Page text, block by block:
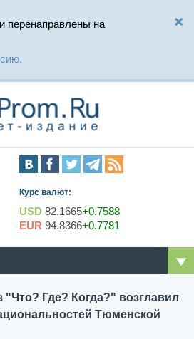
перенаправлены на
Курс валют:
USD 82.1665+0.7588
EUR 94.8366+0.7781
Где? Когда?" возглавил
Тюменской